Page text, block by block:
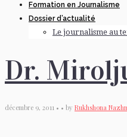
Formation en Journalisme
Dossier d’actualité
Le journalisme au
Dr.
décembre 9, 2011 • • by Rukhshona